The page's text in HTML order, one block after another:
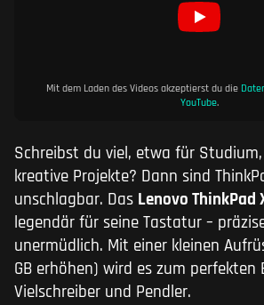
Mit dem Laden des Videos akzeptierst du die
YouTube.
Schreibst du viel, etwa für
kreative Projekte? Dann sind
unschlagbar. Das Lenovo ThinkPad
legendär für seine Tastatur –
unermüdlich. Mit einer kleinen
GB erhöhen) wird es zum perfekten
Vielschreiber und Pendler.